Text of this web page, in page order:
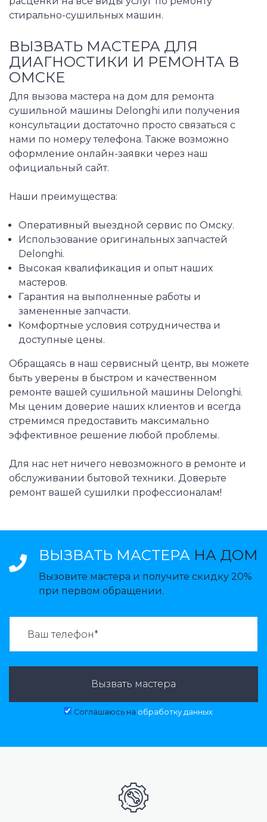
стирально-сушильных машин.
ВЫЗВАТЬ МАСТЕРА ДЛЯ
ДИАГНОСТИКИ И РЕМОНТА В
ОМСКЕ
Для вызова мастера на дом для ремонта
сушильной машины Delonghi или получения
консультации достаточно просто связаться с
нами по номеру телефона. Также возможно
оформление онлайн-заявки через наш
официальный сайт.
Наши преимущества:
Оперативный выездной сервис по Омску.
Использование оригинальных запчастей
Delonghi.
Высокая квалификация и опыт наших
мастеров.
Гарантия на выполненные работы и
замененные запчасти.
Комфортные условия сотрудничества и
доступные цены.
Обращаясь в наш сервисный центр, вы можете
быть уверены в быстром и качественном
ремонте вашей сушильной машины Delonghi.
Мы ценим доверие наших клиентов и всегда
стремимся предоставить максимально
эффективное решение любой проблемы.
Для нас нет ничего невозможного в ремонте и
обслуживании бытовой техники. Доверьте
ремонт вашей сушилки профессионалам!
ВЫЗВАТЬ МАСТЕРА НА ДОМ
Вызовите мастера и получите скидку 20%
при первом обращении.
Вызвать мастера
Соглашаюсь на обработку данных